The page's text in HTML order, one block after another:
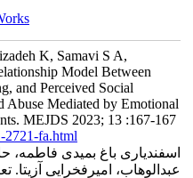
K, Samavi S A,
Model Between
and Perceived Social
Abuse Mediated by Emotional
MEJDS 2023; 13 :167-167
2721-fa.html
اسفندیاری باغ بمیدی فاطمه،
عبدالوهاب، امیرفخرایی آزیتا.